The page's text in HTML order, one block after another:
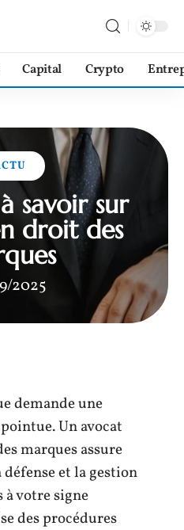
Capital Crypto
à savoir sur
droit des
2025
demande une
Un avocat
marques assure
et la gestion
votre signe
des procédures